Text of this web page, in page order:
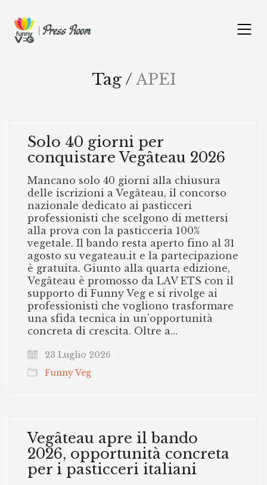
Tag / APEI
Solo 40 giorni per
conquistare Vegâteau 2026
Mancano solo 40 giorni alla chiusura
delle iscrizioni a Vegâteau, il concorso
nazionale dedicato ai pasticceri
professionisti che scelgono di mettersi
alla prova con la pasticceria 100%
vegetale. Il bando resta aperto fino al 31
agosto su vegateau.it e la partecipazione
è gratuita. Giunto alla quarta edizione,
Vegâteau è promosso da LAV ETS con il
supporto di Funny Veg e si rivolge ai
professionisti che vogliono trasformare
una sfida tecnica in un’opportunità
concreta di crescita. Oltre a…
23 Luglio 2026
Funny Veg
Vegâteau apre il bando
2026, opportunità concreta
per i pasticceri italiani